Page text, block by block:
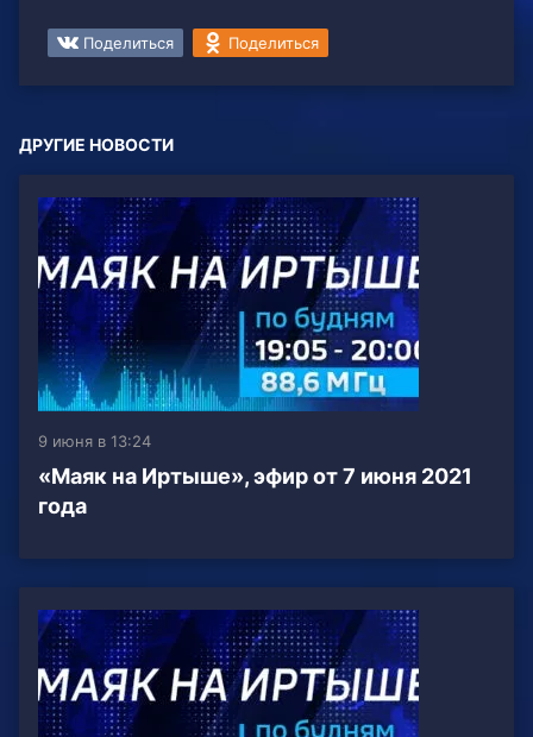
Поделиться Поделиться
ДРУГИЕ НОВОСТИ
9 июня в 13:24
«Маяк на Иртыше», эфир от 7 июня 2021
года